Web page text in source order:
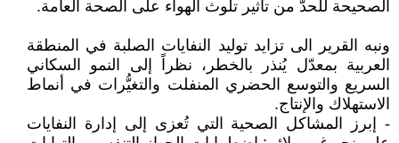
الصحيحة للحدّ من تأثير تلوث الهواء على الصحة العامة.
ونبه القرير الى تزايد توليد النفايات الصلبة في المنطقة
العربية بمعدّل يُنذر بالخطر، نظراً إلى النمو السكاني
السريع والتوسع الحضري المنفلت والتغيُّرات في أنماط
الاستهلاك والإنتاج.
- إبرز المشاكل الصحية التي تُعزى إلى إدارة النفايات